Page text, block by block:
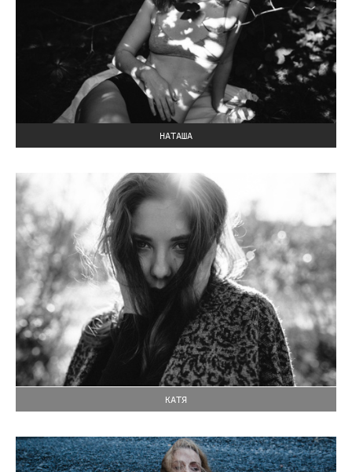
НАТАША
КАТЯ